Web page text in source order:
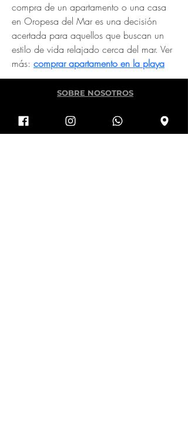
compra de un apartamento o una casa
en Oropesa del Mar es una decisión
acertada para aquellos que buscan un
estilo de vida relajado cerca del mar. Ver
más: comprar apartamento en la playa
SOBRE NOSOTROS
todos los niveles, no sólo clases de danza, sino
también, diversas experiencias con las que los
estudiantes puedan crecer mental y físicamente